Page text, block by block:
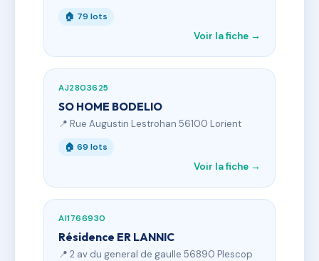
🏠 79 lots
Voir la fiche →
AJ2803625
SO HOME BODELIO
📍 Rue Augustin Lestrohan 56100 Lorient
🏠 69 lots
Voir la fiche →
AI1766930
Résidence ER LANNIC
📍 2 av du general de gaulle 56890 Plescop